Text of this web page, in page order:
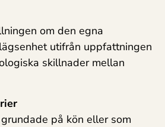
om den egna
utifrån uppfattningen
skillnader mellan
på kön eller som